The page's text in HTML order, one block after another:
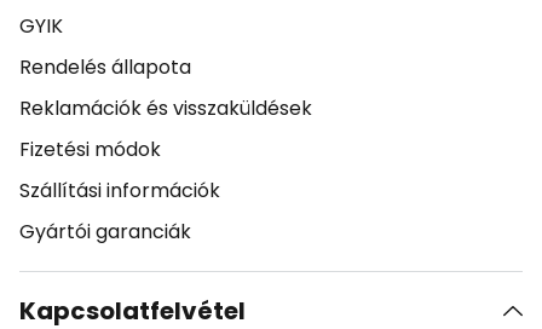
GYIK
Rendelés állapota
Reklamációk és visszaküldések
Fizetési módok
Szállítási információk
Gyártói garanciák
Kapcsolatfelvétel